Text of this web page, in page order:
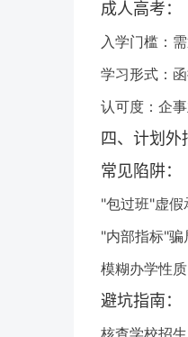
成人高考：
入学门槛：
学习形式：
认可度：企
四、计划外
常见陷阱：
"包过班"虚假
"内部指标"骗
模糊办学性质
避坑指南：
核查学校招